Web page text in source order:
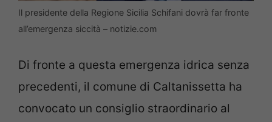
Il presidente della Regione Sicilia Schifani dovrà far fronte
all’emergenza siccità – notizie.com
Di fronte a questa emergenza idrica senza
precedenti, il comune di Caltanissetta ha
convocato un consiglio straordinario al